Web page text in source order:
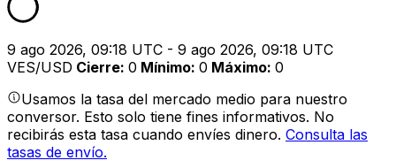
9 ago 2026, 09:18 UTC - 9 ago 2026, 09:18 UTC
VES/USD Cierre: 0 Mínimo: 0 Máximo: 0
Usamos la tasa del mercado medio para nuestro
conversor. Esto solo tiene fines informativos. No
recibirás esta tasa cuando envíes dinero. Consulta las
tasas de envío.